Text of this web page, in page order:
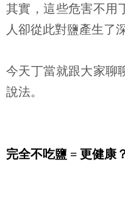
其實，這些危害不用
人卻從此對鹽產生了
今天丁當就跟大家聊
說法。
完全不吃鹽 = 更健康